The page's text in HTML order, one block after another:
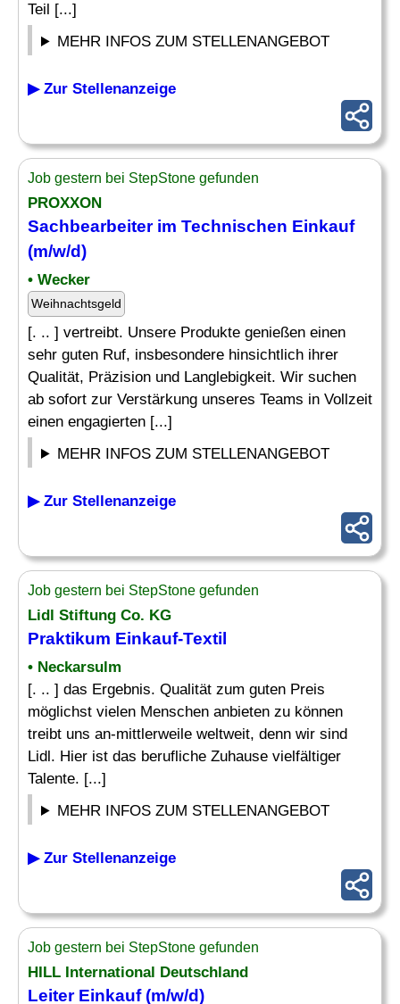
Teil [...]
MEHR INFOS ZUM STELLENANGEBOT
▶ Zur Stellenanzeige
Job gestern bei StepStone gefunden
PROXXON
Sachbearbeiter im Technischen Einkauf
(m/w/d)
• Wecker
Weihnachtsgeld
[. .. ] vertreibt. Unsere Produkte genießen einen
sehr guten Ruf, insbesondere hinsichtlich ihrer
Qualität, Präzision und Langlebigkeit. Wir suchen
ab sofort zur Verstärkung unseres Teams in Vollzeit
einen engagierten [...]
MEHR INFOS ZUM STELLENANGEBOT
▶ Zur Stellenanzeige
Job gestern bei StepStone gefunden
Lidl Stiftung Co. KG
Praktikum Einkauf-Textil
• Neckarsulm
[. .. ] das Ergebnis. Qualität zum guten Preis
möglichst vielen Menschen anbieten zu können
treibt uns an-mittlerweile weltweit, denn wir sind
Lidl. Hier ist das berufliche Zuhause vielfältiger
Talente. [...]
MEHR INFOS ZUM STELLENANGEBOT
▶ Zur Stellenanzeige
Job gestern bei StepStone gefunden
HILL International Deutschland
Leiter Einkauf(m/w/d)